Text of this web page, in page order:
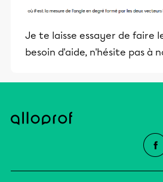
Je te laisse essayer de faire
besoin d'aide, n'hésite pas à